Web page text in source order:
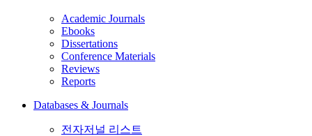
Academic Journals
Ebooks
Dissertations
Conference Materials
Reviews
Reports
Databases & Journals
전자저널 리스트